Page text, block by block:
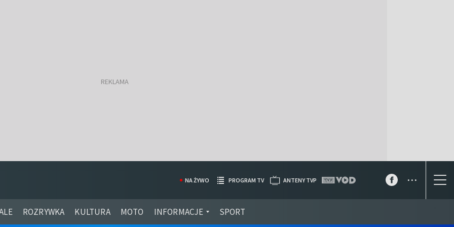
ROZRYWKA KULTURA MOTO INFORMACJE SPORT
NA ŻYWO PROGRAM TV ANTENY TVP ...